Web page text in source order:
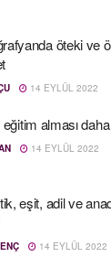
öteki ve
14 EYLÜL 2022
eğitim alması
14 EYLÜL 2022
eşit, adil ve
14 EYLÜL 2022